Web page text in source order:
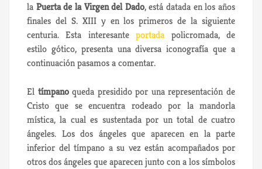
la Puerta de la Virgen del Dado, está datada en los años
finales del S. XIII y en los primeros de la siguiente
centuria. Esta interesanteportada policromada, de
estilo gótico, presenta una diversa iconografía que a
continuación pasamos a comentar.
El tímpanoqueda presidido por una representación de
Cristo que se encuentra rodeado por la mandorla
mística, la cual es sustentada por un total de cuatro
ángeles. Los dos ángeles que aparecen en la parte
inferior del tímpano a su vez están acompañados por
otros dos ángeles que aparecen junto con a los símbolos